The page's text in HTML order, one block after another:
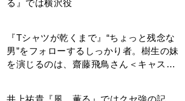
一言〉に視聴者「これも何かの伏線？」
来週の『風、薫る』あらすじ。派出看護
を軌道に乗せようと懸命に働く直美。そ
してついに＜あの人＞が…＜ネタバレあ